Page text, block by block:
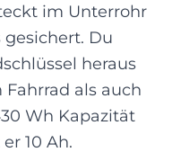
im Unterrohr
Du
heraus
als auch
Wh Kapazität
10 Ah.